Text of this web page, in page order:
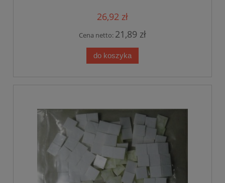
26,92 zł
Cena netto: 21,89 zł
do koszyka